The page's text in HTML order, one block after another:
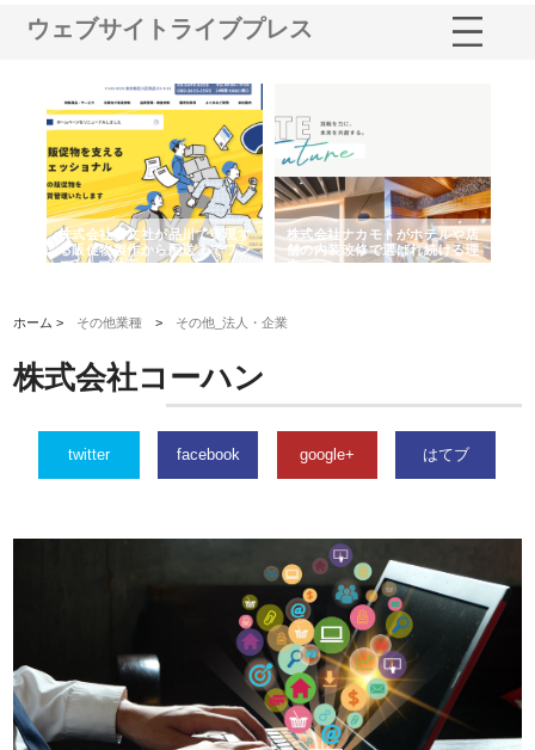
ウェブサイトライブプレス
株式会社耕文社が品川で実現す
る販促物製作から配送までワン
ストップ対応
株式会社ナカモトがホテルや店
舗の内装改修で選ばれ続ける理
由
ホーム > その他業種 > その他_法人・企業
株式会社コーハン
twitter facebook google+ はてブ